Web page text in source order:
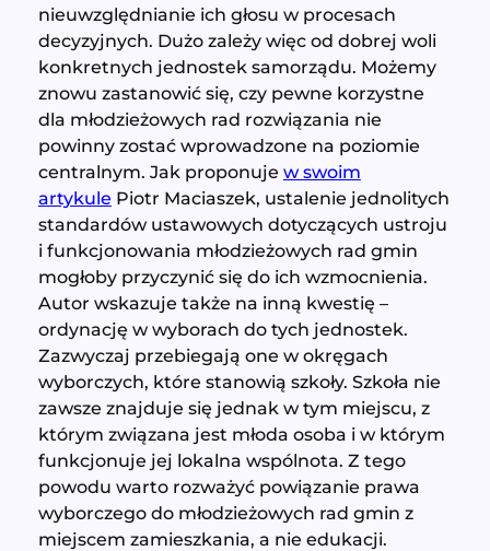
nieuwzględnianie ich głosu w procesach
decyzyjnych. Dużo zależy więc od dobrej woli
konkretnych jednostek samorządu. Możemy
znowu zastanowić się, czy pewne korzystne
dla młodzieżowych rad rozwiązania nie
powinny zostać wprowadzone na poziomie
centralnym. Jak proponuje w swoim
artykule Piotr Maciaszek, ustalenie jednolitych
standardów ustawowych dotyczących ustroju
i funkcjonowania młodzieżowych rad gmin
mogłoby przyczynić się do ich wzmocnienia.
Autor wskazuje także na inną kwestię –
ordynację w wyborach do tych jednostek.
Zazwyczaj przebiegają one w okręgach
wyborczych, które stanowią szkoły. Szkoła nie
zawsze znajduje się jednak w tym miejscu, z
którym związana jest młoda osoba i w którym
funkcjonuje jej lokalna wspólnota. Z tego
powodu warto rozważyć powiązanie prawa
wyborczego do młodzieżowych rad gmin z
miejscem zamieszkania, a nie edukacji.